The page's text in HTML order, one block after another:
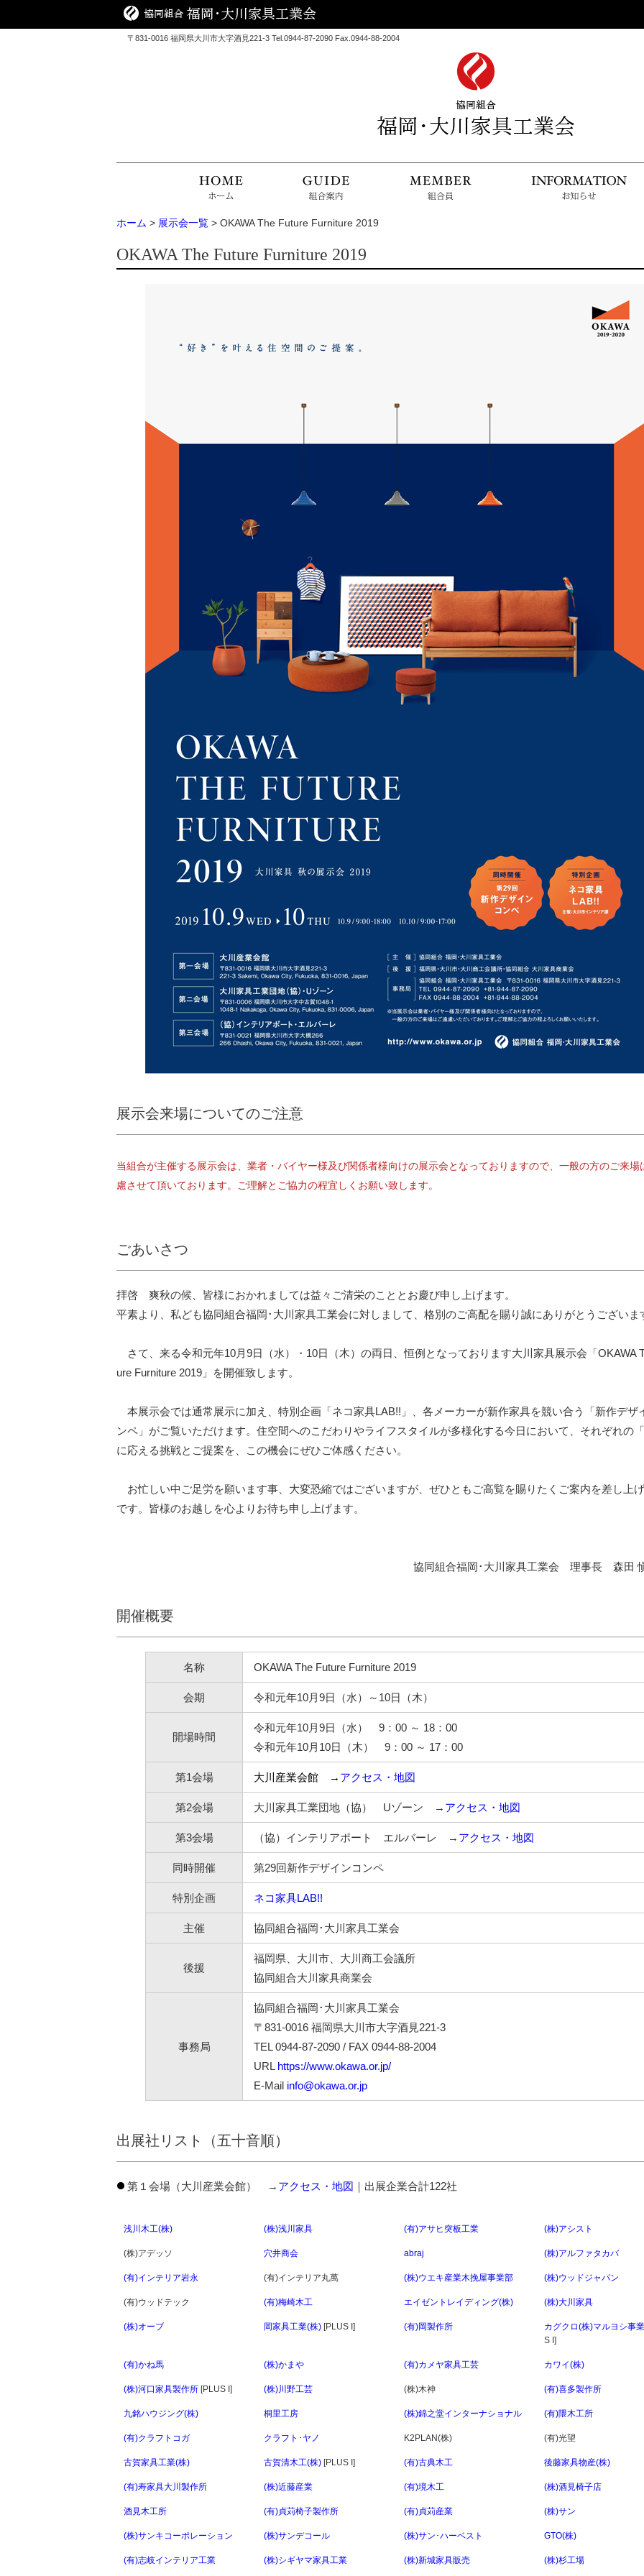
〒831-0016 福岡県大川市大字酒見221-3 Tel.0944-87-2090 Fax.0944-88-2004
組合員
ホーム > 展示会一覧 > OKAWA The Future Furniture 2019
OKAWA The Future Furniture 2019
展示会来場についてのご注意
当組合が主催する展示会は、業者・バイヤー様及び関係者様向けの展示会となっておりますので、一般の方のご来場
慮させて頂いております。ご理解とご協力の程宜しくお願い致します。
ごあいさつ
拝啓 爽秋の候、皆様におかれましては益々ご清栄のこととお慶び申し上げます。
平素より、私ども協同組合福岡･大川家具工業会に対しまして、格別のご高配を賜り誠にありがとうございま
さて、来る令和元年10月9日（水）・10日（木）の両日、恒例となっております大川家具展示会「OKAWA
ure Furniture 2019」を開催致します。
本展示会では通常展示に加え、特別企画「ネコ家具LAB!!」、各メーカーが新作家具を競い合う「新作デザ
ンペ」がご覧いただけます。住空間へのこだわりやライフスタイルが多様化する今日において、それぞれの
に応える挑戦とご提案を、この機会にぜひご体感ください。
お忙しい中ご足労を願います事、大変恐縮ではございますが、ぜひともご高覧を賜りたくご案内を差し上
です。皆様のお越しを心よりお待ち申し上げます。
協同組合福岡･大川家具工業会 理事長 森田
開催概要
名称 OKAWA The Future Furniture 2019
会期 令和元年10月9日（水）～10日（木）
開場時間
令和元年10月9日（水） 9：00 ～ 18：00
令和元年10月10日（木） 9：00 ～ 17：00
第1会場 大川産業会館 → アクセス・地図
第2会場 大川家具工業団地（協） Uゾーン → アクセス・地図
第3会場 （協）インテリアポート エルバーレ → アクセス・地図
同時開催 第29回新作デザインコンペ
特別企画 ネコ家具LAB!!
主催 協同組合福岡･大川家具工業会
後援
福岡県、大川市、大川商工会議所
協同組合大川家具商業会
事務局
協同組合福岡･大川家具工業会
〒831-0016 福岡県大川市大字酒見221-3
TEL 0944-87-2090 / FAX 0944-88-2004
URL https://www.okawa.or.jp/
E-Mail info@okawa.or.jp
出展社リスト（五十音順）
第１会場（大川産業会館） → アクセス・地図 ｜出展企業合計122社
浅川木工(株) (株)浅川家具 (有)アサヒ突板工業 (株)アシスト
(株)アデッソ 穴井商会 abraj (株)アルファタカバ
(有)インテリア岩永 (有)インテリア丸萬 (株)ウエキ産業木挽屋事業部 (株)ウッドジャパン
(有)ウッドテック (有)梅崎木工 エイゼントレイディング(株) (株)大川家具
(株)オーブ 岡家具工業(株) [PLUS I] (有)岡製作所
カグクロ(株)マルヨシ事
S I]
(有)かね馬 (株)かまや (有)カメヤ家具工芸 カワイ(株)
(株)河口家具製作所 [PLUS I] (株)川野工芸 (株)木神 (有)喜多製作所
九銘ハウジング(株) 桐里工房 (株)錦之堂インターナショナル (有)隈木工所
(有)クラフトコガ クラフト･ヤノ K2PLAN(株) (有)光望
古賀家具工業(株) 古賀清木工(株) [PLUS I] (有)古典木工 後藤家具物産(株)
(有)寿家具大川製作所 (株)近藤産業 (有)境木工 (株)酒見椅子店
酒見木工所 (有)貞苅椅子製作所 (有)貞苅産業 (株)サン
(株)サンキコーポレーション (株)サンデコール (株)サン･ハーベスト GTO(株)
(有)志岐インテリア工業 (株)シギヤマ家具工業 (株)新城家具販売 (株)杉工場